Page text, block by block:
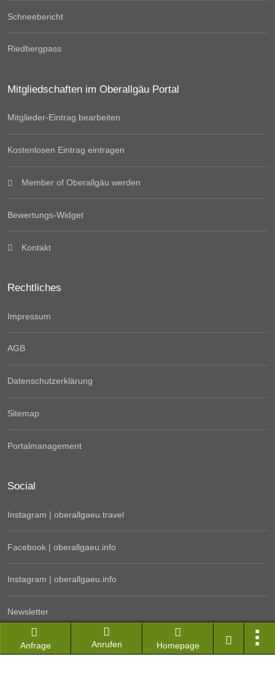
Anfrage Anrufen Homepage
Schneebericht
Riedbergpass
Mitgliedschaften im Oberallgäu Portal
Mitglieder-Eintrag bearbeiten
Kostenlosen Eintrag eintragen
Member of Oberallgäu werden
Bewertungs-Widget
Kontakt
Rechtliches
Impressum
AGB
Datenschutzerklärung
Sitemap
Portalmanagement
Social
Instagram | oberallgaeu.travel
Facebook | oberallgaeu.info
Instagram | oberallgaeu.info
Newsletter
Kontakt